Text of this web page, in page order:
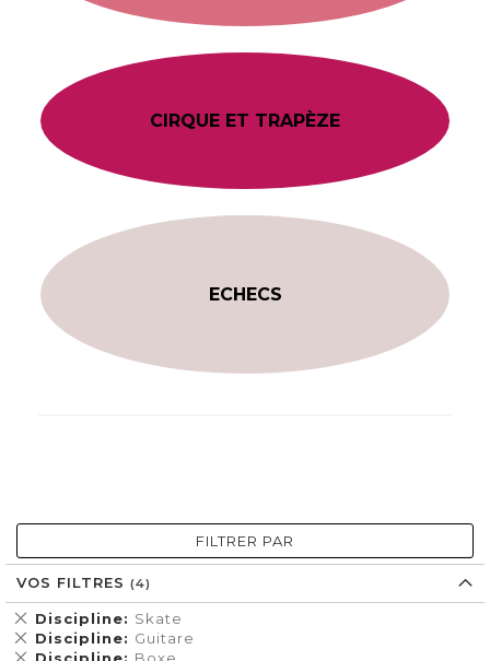
CIRQUE ET TRAPÈZE
ECHECS
FILTRER PAR
VOS FILTRES
Discipline Skate
Supprimer
cet
Élément
Discipline Guitare
Supprimer
cet
Supprimer